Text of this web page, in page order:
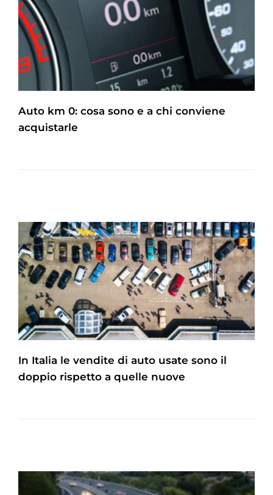
Auto km 0: cosa sono e a chi conviene
acquistarle
In Italia le vendite di auto usate sono il
doppio rispetto a quelle nuove